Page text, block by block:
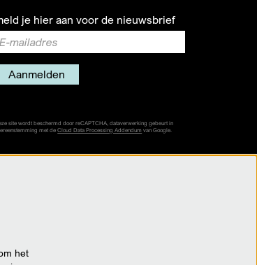
je hier aan voor de nieuwsbrief
Aanmelden
site wordt beschermd door reCAPTCHA, dataverwerking gebeurt in
met deCloud Data Processing Addendum van Google.
het